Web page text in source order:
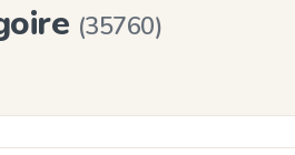
(35760)